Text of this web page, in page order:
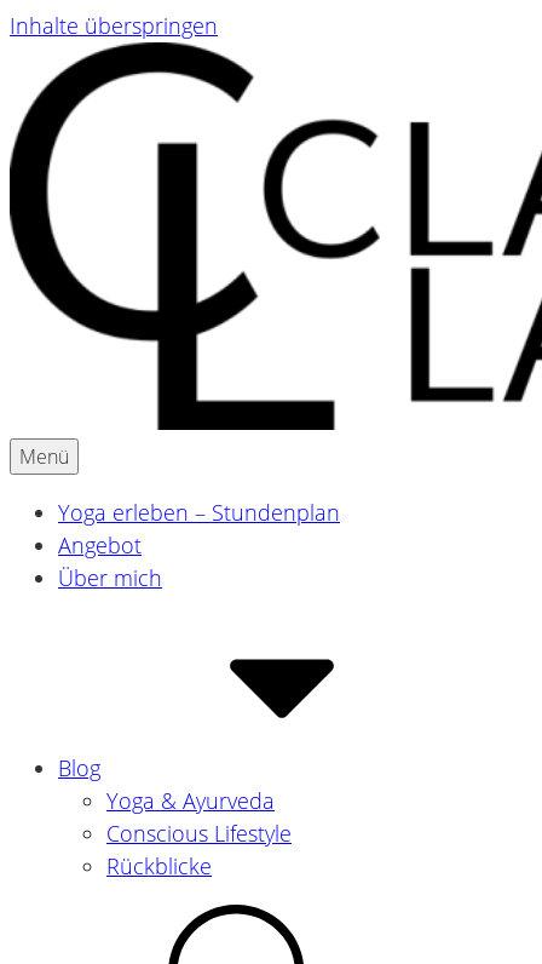
Inhalte überspringen
Claudia Lackner
Yoga & Ayurveda für Schwangere und Mamas
Menü
Yoga erleben – Stundenplan
Angebot
Über mich
Blog
Yoga & Ayurveda
Conscious Lifestyle
Rückblicke